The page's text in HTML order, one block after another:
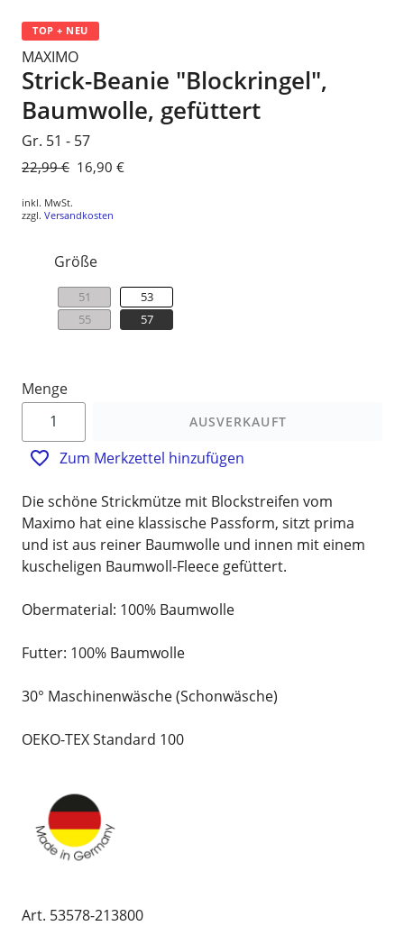
TOP + NEU
MAXIMO
Strick-Beanie "Blockringel",
Baumwolle, gefüttert
Gr. 51 - 57
Normaler
22,99 € Sonderpreis
16,90 €
inkl. MwSt.
zzgl. Versandkosten
Größe
51
53
55
57
Menge
AUSVERKAUFT
Zum Merkzettel hinzufügen
Die schöne Strickmütze mit Blockstreifen vom
Maximo hat eine klassische Passform, sitzt prima
und ist aus reiner Baumwolle und innen mit einem
kuscheligen Baumwoll-Fleece gefüttert.
Obermaterial: 100% Baumwolle
Futter: 100% Baumwolle
30° Maschinenwäsche (Schonwäsche)
OEKO-TEX Standard 100
Art. 53578-213800